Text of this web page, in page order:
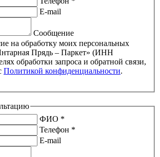
E-mail
Сообщение
на обработку моих персональных
Прядь – Паркет» (ИНН
Политикой конфиденциальности.
ФИО *
Телефон *
E-mail